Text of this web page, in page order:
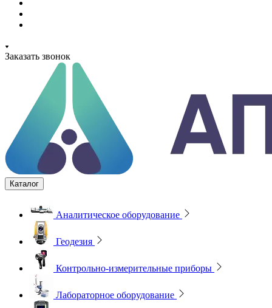
Заказать звонок
Каталог
Аналитическое оборудование
Геодезия
Контрольно-измерительные приборы
Лабораторное оборудование